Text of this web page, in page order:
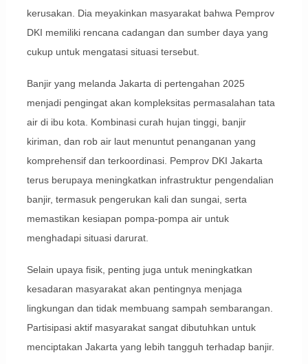
kerusakan. Dia meyakinkan masyarakat bahwa Pemprov
DKI memiliki rencana cadangan dan sumber daya yang
cukup untuk mengatasi situasi tersebut.
Banjir yang melanda Jakarta di pertengahan 2025
menjadi pengingat akan kompleksitas permasalahan tata
air di ibu kota. Kombinasi curah hujan tinggi, banjir
kiriman, dan rob air laut menuntut penanganan yang
komprehensif dan terkoordinasi. Pemprov DKI Jakarta
terus berupaya meningkatkan infrastruktur pengendalian
banjir, termasuk pengerukan kali dan sungai, serta
memastikan kesiapan pompa-pompa air untuk
menghadapi situasi darurat.
Selain upaya fisik, penting juga untuk meningkatkan
kesadaran masyarakat akan pentingnya menjaga
lingkungan dan tidak membuang sampah sembarangan.
Partisipasi aktif masyarakat sangat dibutuhkan untuk
menciptakan Jakarta yang lebih tangguh terhadap banjir.